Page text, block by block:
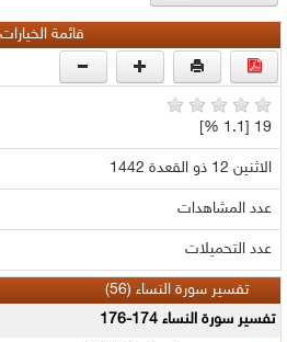
قائمة الخيارات
19 [1.1 %]
الاثنين 12 ذو القعدة 1442
عدد المشاهدات
عدد التحميلات
تفسير سورة النساء (56)
تفسير سورة النساء 174-176